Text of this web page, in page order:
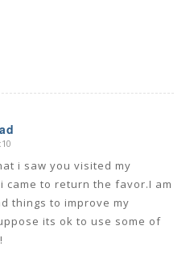
i saw you visited my
came to return the favor.I am
things to improve my
its ok to use some of